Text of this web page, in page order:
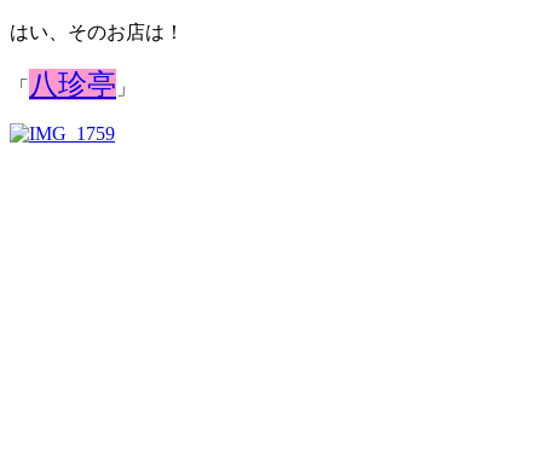
はい、そのお店は！
「 八珍亭 」